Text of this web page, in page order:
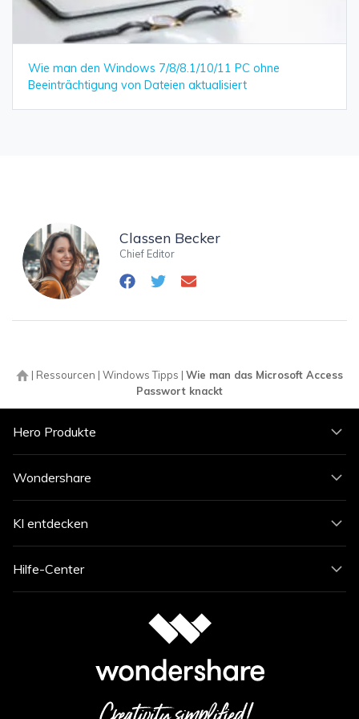
Wie man den Windows 7/8/8.1/10/11 PC ohne
Beeinträchtigung von Dateien aktualisiert
Classen Becker
Chief Editor
| Ressourcen | Windows Tipps | Wie man das Microsoft Access
Passwort knackt
Hero Produkte
Wondershare
KI entdecken
Hilfe-Center